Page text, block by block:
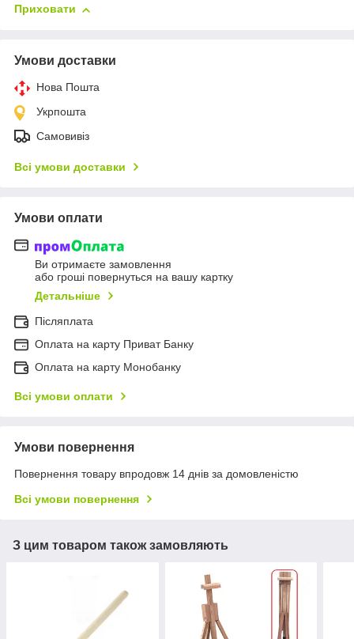
Приховати
Умови доставки
Нова Пошта
Укрпошта
Самовивіз
Всі умови доставки
Умови оплати
Ви отримаєте замовлення
або гроші повернуться на вашу картку
Детальніше
Післяплата
Оплата на карту Приват Банку
Оплата на карту Монобанку
Всі умови оплати
Умови повернення
Повернення товару впродовж 14 днів за домовленістю
Всі умови повернення
З цим товаром також замовляють